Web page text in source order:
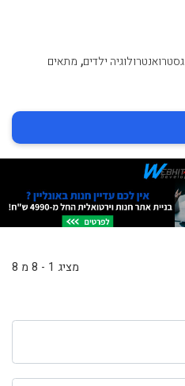
גסטרואנטרולוגיה ילדים, מתאים
מציג 1 - 8 מ 8